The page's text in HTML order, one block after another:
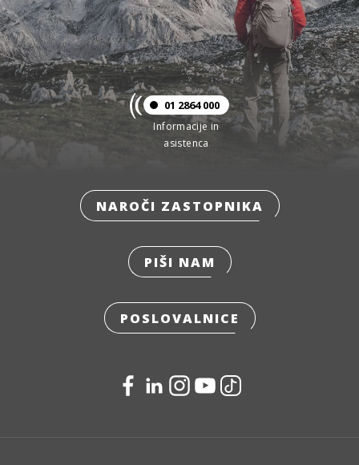
01 2864 000
Informacije in
asistenca
NAROČI ZASTOPNIKA
PIŠI NAM
POSLOVALNICE